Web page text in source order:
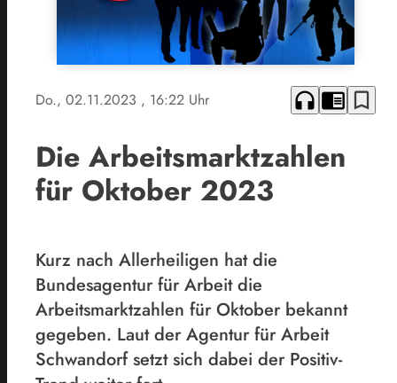
Do., 02.11.2023 , 16:22 Uhr headphones chrome_reader_mode bookmark_border
Die Arbeitsmarktzahlen
für Oktober 2023
Kurz nach Allerheiligen hat die
Bundesagentur für Arbeit die
Arbeitsmarktzahlen für Oktober bekannt
gegeben. Laut der Agentur für Arbeit
Schwandorf setzt sich dabei der Positiv-